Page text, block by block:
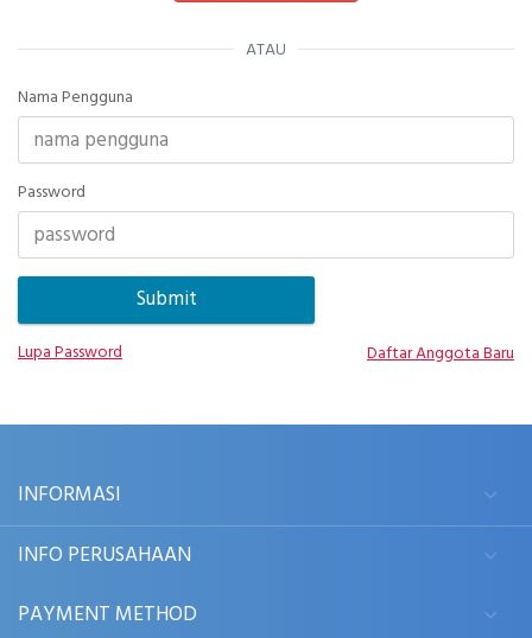
ATAU
Nama Pengguna
Password
Lupa Password Daftar Anggota Baru
INFORMASI
INFO PERUSAHAAN
PAYMENT METHOD